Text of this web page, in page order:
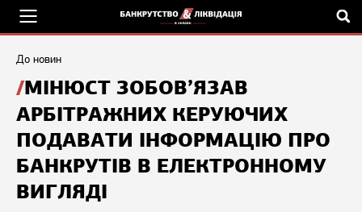
До новин
МІНЮСТ ЗОБОВ’ЯЗАВ
АРБІТРАЖНИХ КЕРУЮЧИХ
ПОДАВАТИ ІНФОРМАЦІЮ ПРО
БАНКРУТІВ В ЕЛЕКТРОННОМУ
ВИГЛЯДІ